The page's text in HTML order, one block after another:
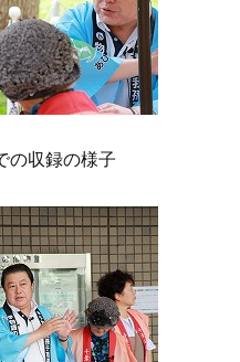
の収録の様子